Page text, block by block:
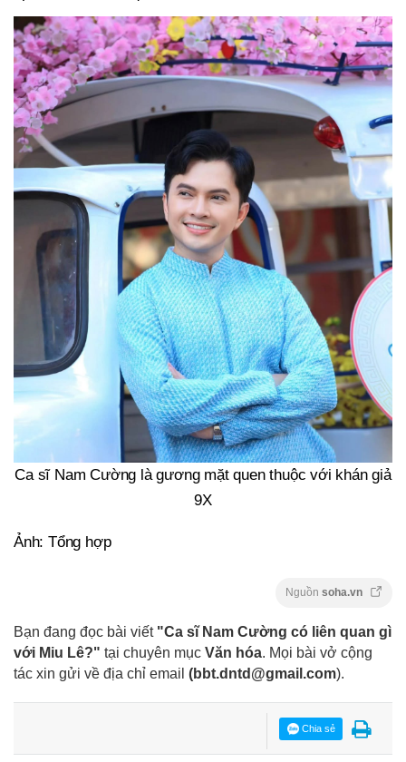
Ca sĩ Nam Cường là gương mặt quen thuộc với khán giả
9X
Ảnh: Tổng hợp
Nguồn soha.vn
Bạn đang đọc bài viết "Ca sĩ Nam Cường có liên quan gì
với Miu Lê?" tại chuyên mục Văn hóa. Mọi bài vở cộng
tác xin gửi về địa chỉ email (bbt.dntd@gmail.com).
Chia sẻ